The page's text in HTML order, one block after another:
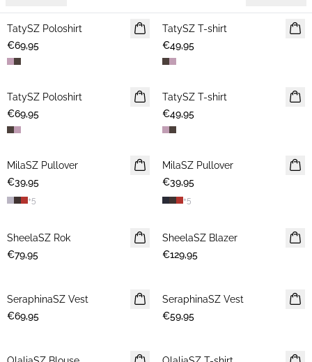
NIEUWE
TatySZ Poloshirt
€69,95
NIEUWE
TatySZ T-shirt
€49,95
NIEUWE
TatySZ Poloshirt
€69,95
NIEUWE
TatySZ T-shirt
€49,95
NIEUWE
2 FOR €65
MilaSZ Pullover
€39,95
+5
NIEUWE
2 FOR €65
MilaSZ Pullover
€39,95
+5
NIEUWE
SheelaSZ Rok
€79,95
NIEUWE
SheelaSZ Blazer
€129,95
NIEUWE
SeraphinaSZ Vest
€69,95
NIEUWE
SeraphinaSZ Vest
€59,95
NIEUWE NIEUWE